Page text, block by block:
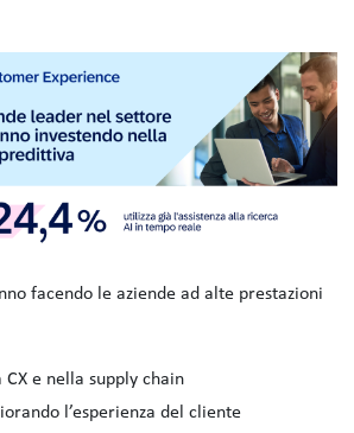
facendo le aziende ad alte prestazioni
CX e nella supply chain
l’esperienza del cliente